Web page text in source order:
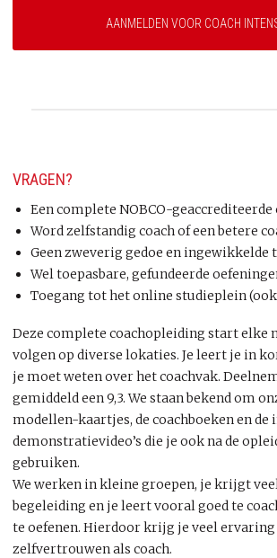
AANMELDEN VOOR COACH
VRAGEN?
Een complete NOBCO-
Word zelfstandig coach of een betere
Geen zweverig gedoe en ingewikkelde
Wel toepasbare, gefundeerde
Toegang tot het online studieplein
Deze complete coachopleiding start elke
volgen op diverse lokaties. Je leert je in
je moet weten over het coachvak.
gemiddeld een 9,3. We staan bekend om
modellen-kaartjes, de coachboeken en de
demonstratievideo’s die je ook na de
gebruiken.
We werken in kleine groepen, je krijgt
begeleiding en je leert vooral goed te
te oefenen. Hierdoor krijg je veel ervaring
zelfvertrouwen als coach.